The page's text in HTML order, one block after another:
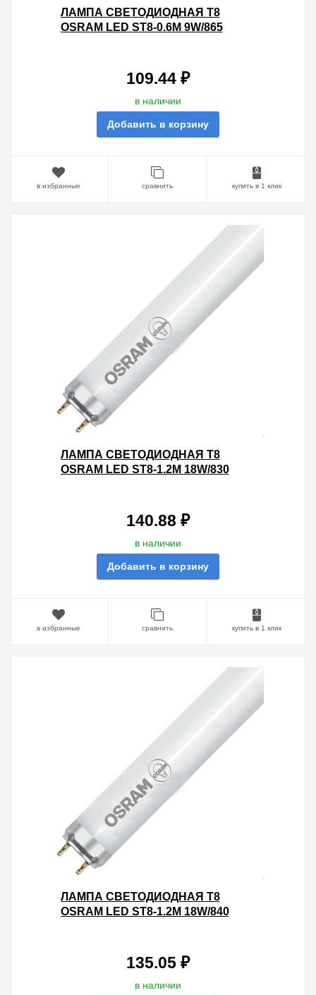
ЛАМПА СВЕТОДИОДНАЯ T8
OSRAM LED ST8-0.6M 9W/865
109.44 ₽
в наличии
Добавить в корзину
в избранные сравнить купить в 1 клик
ЛАМПА СВЕТОДИОДНАЯ T8
OSRAM LED ST8-1.2M 18W/830
140.88 ₽
в наличии
Добавить в корзину
в избранные сравнить купить в 1 клик
ЛАМПА СВЕТОДИОДНАЯ T8
OSRAM LED ST8-1.2M 18W/840
135.05 ₽
в наличии